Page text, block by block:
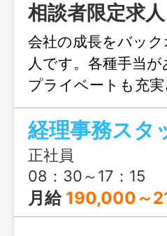
相談者限定求人
会社の成長をバッ
人です。各種手当
プライベートも充
経理事務スタ
正社員
08：30～17：15
月給 190,000～